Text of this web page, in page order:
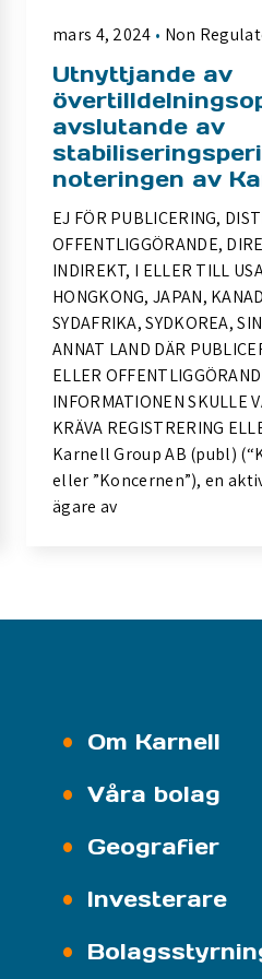
mars 4, 2024 Non
Utnyttjande av
avslutande av
noteringen av
EJ FÖR PUBLICERING,
OFFENTLIGGÖRANDE,
INDIREKT, I ELLER TILL
HONGKONG, JAPAN,
SYDAFRIKA, SYDKOREA,
ANNAT LAND DÄR
ELLER
INFORMATIONEN SKULLE
KRÄVA REGISTRERING
Karnell Group AB (publ)
eller ”Koncernen”), en
ägare av
Om Karnell
Våra bolag
Geografier
Investerare